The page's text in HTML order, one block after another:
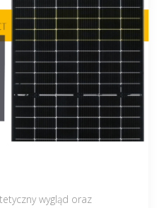
wygląd oraz